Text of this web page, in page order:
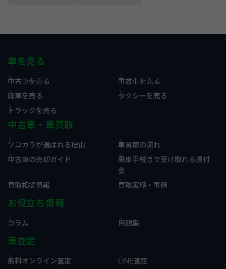
車を売る
中古車を売る
事故車を売る
廃車を売る
タクシーを売る
トラックを売る
中古車・車買取
ソコカラが選ばれる理由
車買取の流れ
中古車の売却ガイド
廃車手続きで受け取れる還付
金
買取相場情報
買取実績・事例
お役立ち情報
コラム 用語集
車査定
無料オンライン査定
LINE査定